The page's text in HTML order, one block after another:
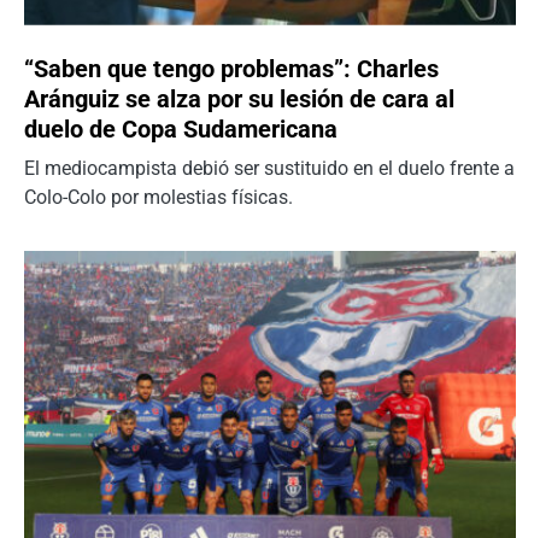
“Saben que tengo problemas”: Charles
Aránguiz se alza por su lesión de cara al
duelo de Copa Sudamericana
El mediocampista debió ser sustituido en el duelo frente a
Colo-Colo por molestias físicas.